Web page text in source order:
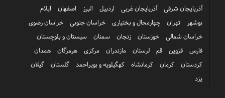
آذربایجان شرقی آذربایجان غربی اردبیل البرز اصفهان
ایلام
بوشهر
تهران چهارمحال و بختیاری خراسان جنوبی
خراسان رضوی
خراسان شمالی
خوزستان زنجان سمنان
سیستان و بلوچستان
فارس
قزوین قم لرستان مازندران مرکزی هرمزگان
همدان
کردستان
کرمان کرمانشاه کهگیلویه و بویراحمد گلستان
گیلان
یزد